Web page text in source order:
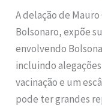
A delação de
Bolsonaro, expõe
envolvendo
incluindo
vacinação e um
pode ter grandes